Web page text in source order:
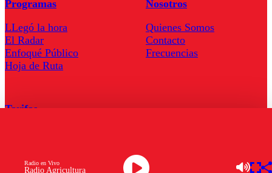
Radio Agricultura
Radio en Vivo
Programas
LLegó la hora
El Radar
Enfoqué Público
Hoja de Ruta
Nosotros
Quienes Somos
Contacto
Frecuencias
Tarifas